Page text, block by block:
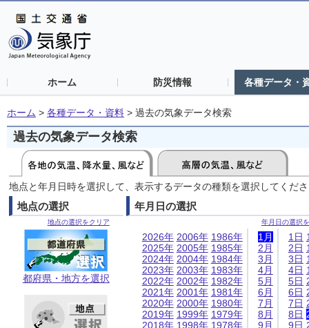
ホーム 防災情報 各種データ・
ホーム > 各種データ・資料 > 過去の気象データ検索
過去の気象データ検索
地点と年月日時を選択して、表示するデータの種類を選択してくだ
地点の選択
地点の選択をクリア
都府県・地方を選択
年月日の選択
年月日の選択
2026年
2025年
2024年
2023年
2022年
2021年
2020年
2019年
2018年
2006年
2005年
2004年
2003年
2002年
2001年
2000年
1999年
1998年
1986年
1985年
1984年
1983年
1982年
1981年
1980年
1979年
1978年
1月
2月
3月
4月
5月
6月
7月
8月
9月
1日
2日
3日
4日
5日
6日
7日
8日
9日